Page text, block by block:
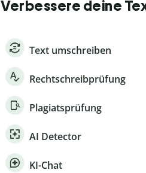
Verbessere deine
Text umschreiben
Rechtschreibprüfung
Plagiatsprüfung
AI Detector
KI-Chat